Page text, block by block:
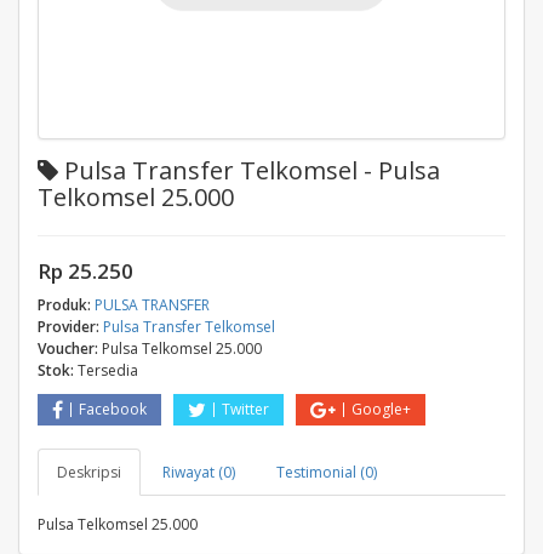
Pulsa Transfer Telkomsel - Pulsa
Telkomsel 25.000
Rp 25.250
Produk: PULSA TRANSFER
Provider: Pulsa Transfer Telkomsel
Voucher: Pulsa Telkomsel 25.000
Stok: Tersedia
Facebook
Twitter Google+
Deskripsi Riwayat (0) Testimonial (0)
Pulsa Telkomsel 25.000